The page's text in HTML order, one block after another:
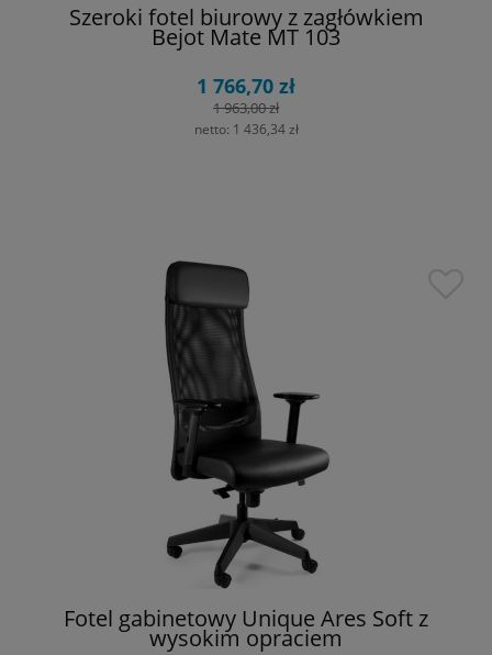
Szeroki fotel biurowy z zagłówkiem
Bejot Mate MT 103
1 766,70 zł
1 963,00 zł
netto: 1 436,34 zł
Fotel gabinetowy Unique Ares Soft z
wysokim opraciem